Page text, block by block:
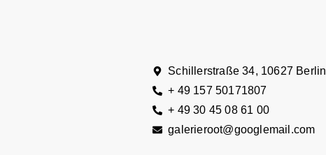
Schillerstraße 34, 10627 Berlin
+ 49 157 50171807
+ 49 30 45 08 61 00
galerieroot@googlemail.com